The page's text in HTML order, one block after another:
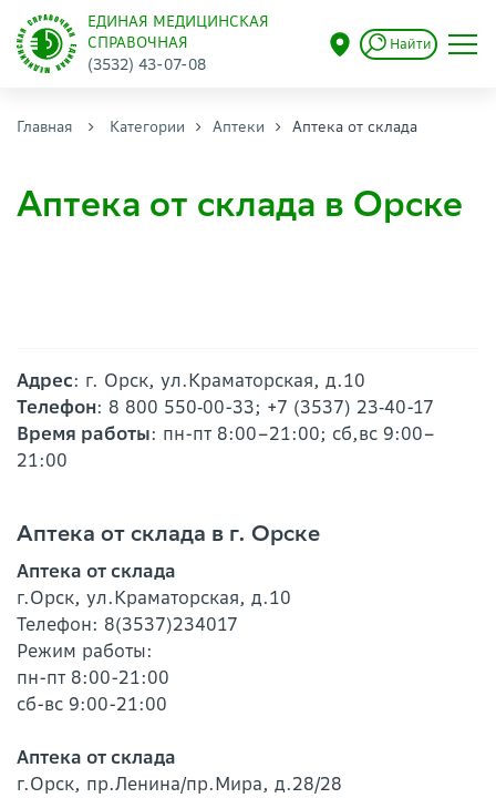
ЕДИНАЯ МЕДИЦИНСКАЯ
СПРАВОЧНАЯ
(3532) 43-07-08
Найти
Главная Категории Аптеки Аптека от склада
Аптека от склада в Орске
Адрес: г. Орск, ул.Краматорская, д.10
Телефон: 8 800 550‑00-33; +7 (3537) 23‑40-17
Время работы: пн-пт 8:00–21:00; сб,вс 9:00–
21:00
Аптека от склада в г. Орске
Аптека от склада
г.Орск, ул.Краматорская, д.10
Телефон: 8(3537)234017
Режим работы:
пн-пт 8:00-21:00
сб-вс 9:00-21:00
Аптека от склада
г.Орск, пр.Ленина/пр.Мира, д.28/28